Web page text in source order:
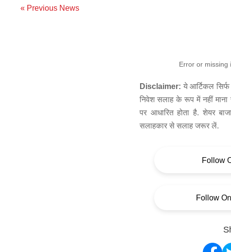
« Previous News
Error or missing
Disclaimer: ये आर्टिकल
निवेश सलाह के रूप में नहीं माना
पर आधारित होता है. शेयर
सलाहकार से सलाह जरूर लें.
Follow
Follow On